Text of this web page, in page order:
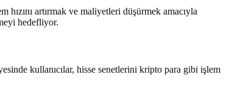
artırmak ve maliyetleri düşürmek amacıyla
hedefliyor.
kullanıcılar, hisse senetlerini kripto para gibi işlem